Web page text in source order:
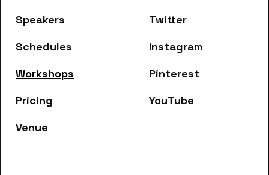
Speakers
Schedules
Workshops
Pricing
Venue
Twitter
Instagram
Pinterest
YouTube